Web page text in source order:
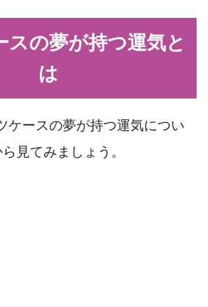
スの夢が持つ運気と
は
ケースの夢が持つ運気につい
見てみましょう。